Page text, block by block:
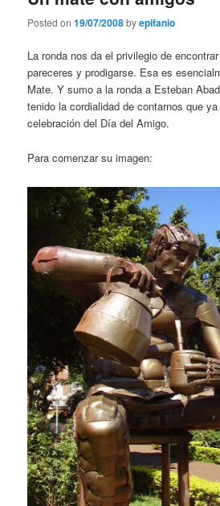
Posted on19/07/2008byepifanio
La ronda nos da el privilegio de
pareceres y prodigarse. Esa es
Mate. Y sumo a la ronda a Esteban
tenido la cordialidad de contarnos que
celebración del Día del Amigo.
Para comenzar su imagen: